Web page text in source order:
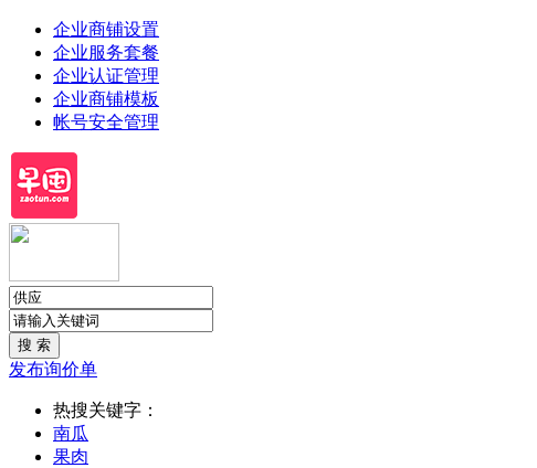
企业商铺设置
企业服务套餐
企业认证管理
企业商铺模板
帐号安全管理
发布询价单
热搜关键字：
南瓜
果肉